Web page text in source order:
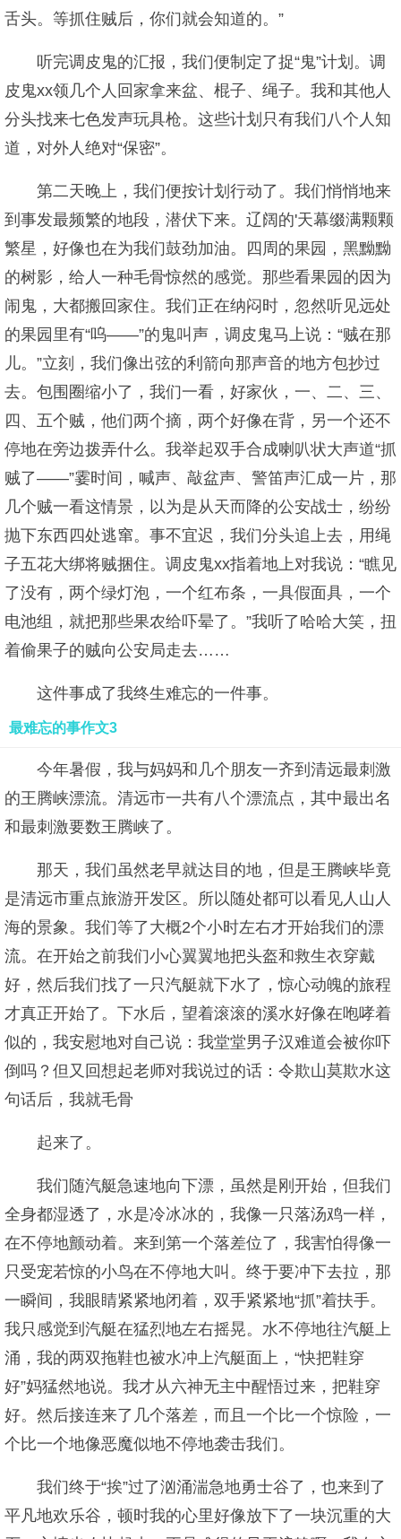
舌头。等抓住贼后，你们就会知道的。”
听完调皮鬼的汇报，我们便制定了捉“鬼”计划。调
皮鬼xx领几个人回家拿来盆、棍子、绳子。我和其他人
分头找来七色发声玩具枪。这些计划只有我们八个人知
道，对外人绝对“保密”。
第二天晚上，我们便按计划行动了。我们悄悄地来
到事发最频繁的地段，潜伏下来。辽阔的'天幕缀满颗颗
繁星，好像也在为我们鼓劲加油。四周的果园，黑黝黝
的树影，给人一种毛骨惊然的感觉。那些看果园的因为
闹鬼，大都搬回家住。我们正在纳闷时，忽然听见远处
的果园里有“呜——”的鬼叫声，调皮鬼马上说：“贼在那
儿。”立刻，我们像出弦的利箭向那声音的地方包抄过
去。包围圈缩小了，我们一看，好家伙，一、二、三、
四、五个贼，他们两个摘，两个好像在背，另一个还不
停地在旁边拨弄什么。我举起双手合成喇叭状大声道“抓
贼了——”霎时间，喊声、敲盆声、警笛声汇成一片，那
几个贼一看这情景，以为是从天而降的公安战士，纷纷
抛下东西四处逃窜。事不宜迟，我们分头追上去，用绳
子五花大绑将贼捆住。调皮鬼xx指着地上对我说：“瞧见
了没有，两个绿灯泡，一个红布条，一具假面具，一个
电池组，就把那些果农给吓晕了。”我听了哈哈大笑，扭
着偷果子的贼向公安局走去……
这件事成了我终生难忘的一件事。
最难忘的事作文3
今年暑假，我与妈妈和几个朋友一齐到清远最刺激
的王腾峡漂流。清远市一共有八个漂流点，其中最出名
和最刺激要数王腾峡了。
那天，我们虽然老早就达目的地，但是王腾峡毕竟
是清远市重点旅游开发区。所以随处都可以看见人山人
海的景象。我们等了大概2个小时左右才开始我们的漂
流。在开始之前我们小心翼翼地把头盔和救生衣穿戴
好，然后我们找了一只汽艇就下水了，惊心动魄的旅程
才真正开始了。下水后，望着滚滚的溪水好像在咆哮着
似的，我安慰地对自己说：我堂堂男子汉难道会被你吓
倒吗？但又回想起老师对我说过的话：令欺山莫欺水这
句话后，我就毛骨
起来了。
我们随汽艇急速地向下漂，虽然是刚开始，但我们
全身都湿透了，水是冷冰冰的，我像一只落汤鸡一样，
在不停地颤动着。来到第一个落差位了，我害怕得像一
只受宠若惊的小鸟在不停地大叫。终于要冲下去拉，那
一瞬间，我眼睛紧紧地闭着，双手紧紧地“抓”着扶手。
我只感觉到汽艇在猛烈地左右摇晃。水不停地往汽艇上
涌，我的两双拖鞋也被水冲上汽艇面上，“快把鞋穿
好”妈猛然地说。我才从六神无主中醒悟过来，把鞋穿
好。然后接连来了几个落差，而且一个比一个惊险，一
个比一个地像恶魔似地不停地袭击我们。
我们终于“挨”过了汹涌湍急地勇士谷了，也来到了
平凡地欢乐谷，顿时我的心里好像放下了一块沉重的大